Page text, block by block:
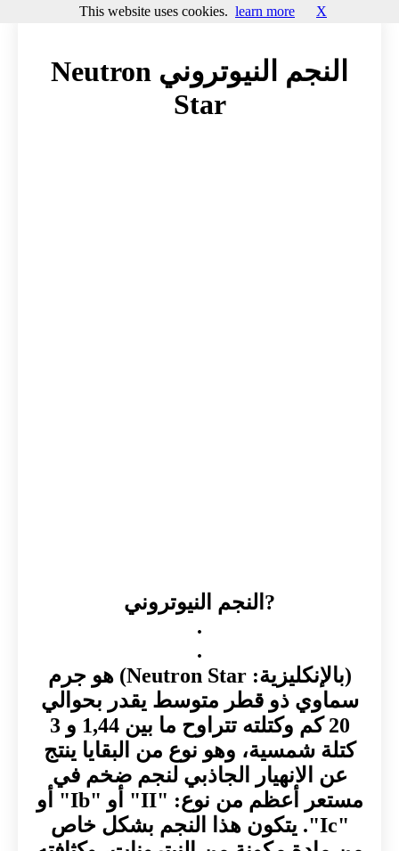
النجم النيوتروني Neutron
Star
?النجم النيوتروني
.
.
(بالإنكليزية: Neutron Star) هو جرم
سماوي ذو قطر متوسط يقدر بحوالي
20 كم وكتلته تتراوح ما بين 1,44 و 3
كتلة شمسية، وهو نوع من البقايا ينتج
عن الانهيار الجاذبي لنجم ضخم في
مستعر أعظم من نوع: "II" أو "Ib" أو
"Ic". يتكون هذا النجم بشكل خاص
This website uses cookies. learn more X